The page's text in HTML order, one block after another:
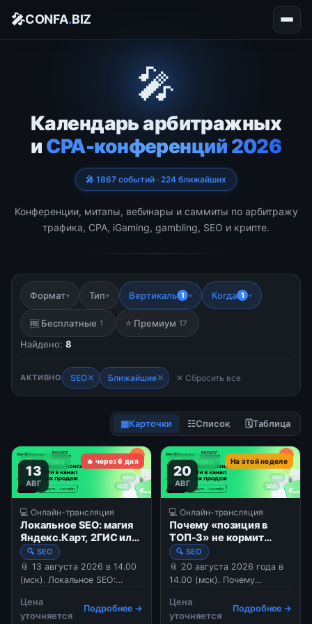
🎤CONFA.BIZ
🎤
Календарь арбитражных
и CPA-конференций 2026
🎤 1867 событий · 224 ближайших
Конференции, митапы, вебинары и саммиты по арбитражу
трафика, CPA, iGaming, gambling, SEO и крипте.
Формат▾ Тип▾ Вертикаль 1 ▾ Когда 1 ▾
🆓 Бесплатные 1 ⭐ Премиум 17
Найдено: 8
АКТИВНО SEO✕ Ближайшие✕ ✕ Сбросить все
▦Карточки ☷Список 🗓Таблица
💻 Онлайн 🔥 через 6 дня
13
АВГ
💻 Онлайн-трансляция
Локальное SEO: магия
Яндекс.Карт, 2ГИС или
как продвигать
офлайн-бизнес.
🔍 SEO
📎 13 августа 2026 в 14.00
(мск). Локальное SEO:
или как продвигать офлайн-
бизнес. В 2026 году
Цена
уточняется
Подробнее →
💻 Онлайн На этой неделе
20
АВГ
💻 Онлайн-трансляция
Почему «позиция в
ТОП-3» не кормит
бизнес: какие метрики
SEO смотреть
владельцу.
🔍 SEO
📎 20 августа 2026 года в
14.00 (мск). Почему
кормит бизнес: какие
метрики SEO смотреть
Цена
уточняется
Подробнее →